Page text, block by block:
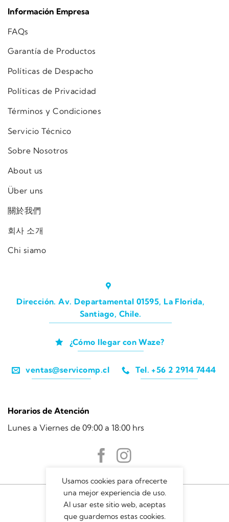
Información Empresa
FAQs
Garantía de Productos
Políticas de Despacho
Políticas de Privacidad
Términos y Condiciones
Servicio Técnico
Sobre Nosotros
About us
Über uns
關於我們
회사 소개
Chi siamo
Dirección. Av. Departamental 01595, La Florida,
Santiago, Chile.
¿Cómo llegar con Waze?
ventas@servicomp.cl Tel. +56 2 2914 7444
Horarios de Atención
Lunes a Viernes de 09:00 a 18:00 hrs
Usamos cookies para ofrecerte
una mejor experiencia de uso.
Al usar este sitio web, aceptas
que guardemos estas cookies.